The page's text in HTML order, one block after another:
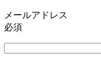
メールアドレス
必須